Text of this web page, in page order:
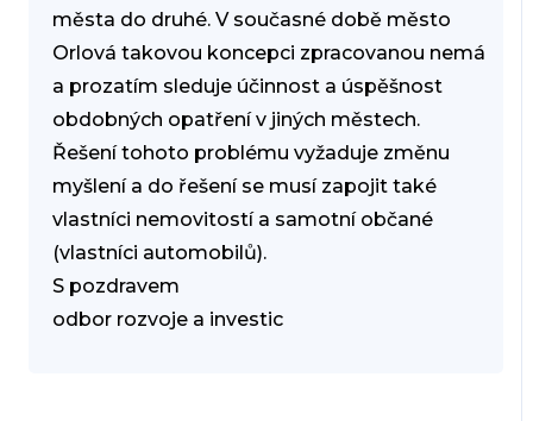
města do druhé. V současné době město
Orlová takovou koncepci zpracovanou nemá
a prozatím sleduje účinnost a úspěšnost
obdobných opatření v jiných městech.
Řešení tohoto problému vyžaduje změnu
myšlení a do řešení se musí zapojit také
vlastníci nemovitostí a samotní občané
(vlastníci automobilů).
S pozdravem
odbor rozvoje a investic